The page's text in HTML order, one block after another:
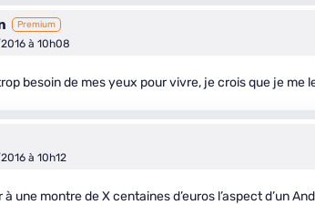
Premium
à 10h08
besoin de mes yeux pour vivre, je crois que je
à 10h12
une montre de X centaines d’euros l’aspect d’un